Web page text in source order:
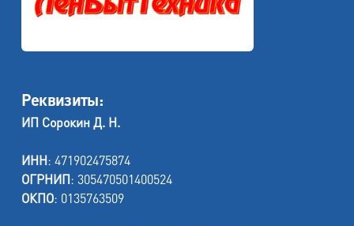
Реквизиты:
ИП Сорокин Д. Н.
ИНН: 471902475874
ОГРНИП: 305470501400524
ОКПО: 0135763509